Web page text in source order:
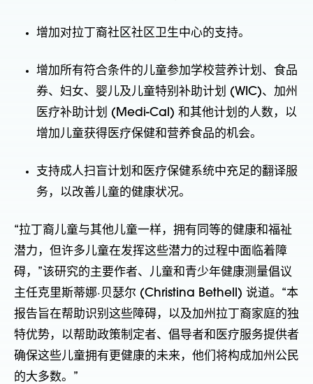
增加对拉丁裔社区社区卫生中心的支持。
增加所有符合条件的儿童参加学校营养计划、食品
券、妇女、婴儿及儿童特别补助计划 (WIC)、加州
医疗补助计划 (Medi-Cal) 和其他计划的人数，以
增加儿童获得医疗保健和营养食品的机会。
支持成人扫盲计划和医疗保健系统中充足的翻译服
务，以改善儿童的健康状况。
“拉丁裔儿童与其他儿童一样，拥有同等的健康和福祉
潜力，但许多儿童在发挥这些潜力的过程中面临着障
碍，”该研究的主要作者、儿童和青少年健康测量倡议
主任克里斯蒂娜·贝瑟尔 (Christina Bethell) 说道。“本
报告旨在帮助识别这些障碍，以及加州拉丁裔家庭的独
特优势，以帮助政策制定者、倡导者和医疗服务提供者
确保这些儿童拥有更健康的未来，他们将构成加州公民
的大多数。”